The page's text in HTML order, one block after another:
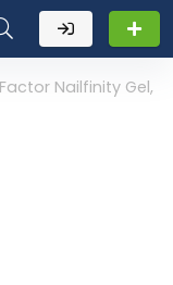
Nailfinity Gel,